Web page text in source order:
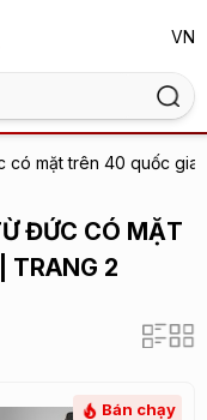
có mặt trên 40 quốc
ĐỨC CÓ MẶT
TRANG 2
Bán chạy